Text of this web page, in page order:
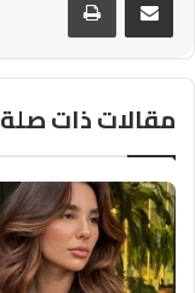
مقالات ذات صلة